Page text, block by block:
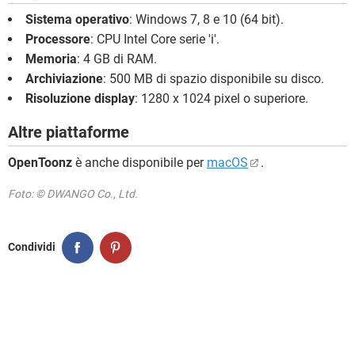
Sistema operativo: Windows 7, 8 e 10 (64 bit).
Processore: CPU Intel Core serie 'i'.
Memoria: 4 GB di RAM.
Archiviazione: 500 MB di spazio disponibile su disco.
Risoluzione display: 1280 x 1024 pixel o superiore.
Altre piattaforme
OpenToonz è anche disponibile per macOS .
Foto: © DWANGO Co., Ltd.
Condividi